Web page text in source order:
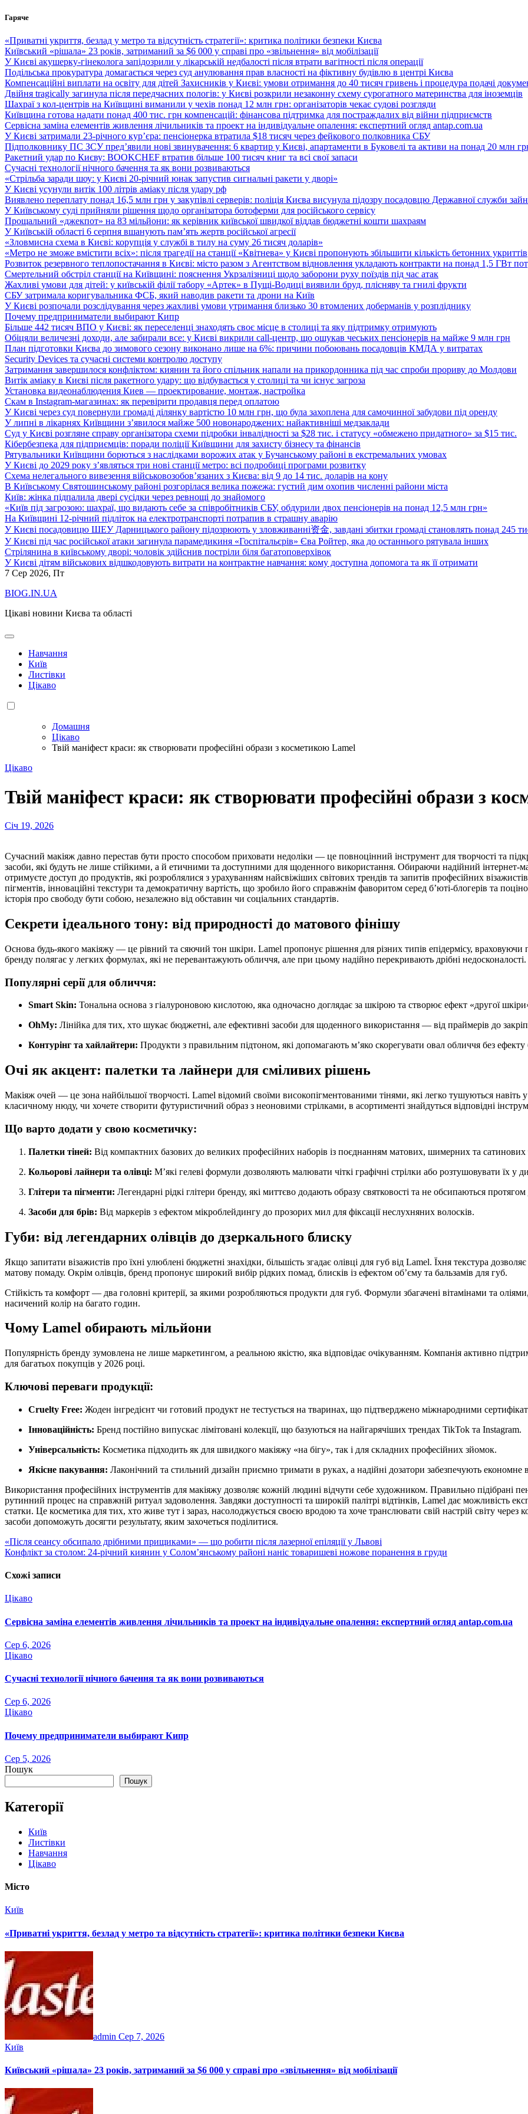
Перейти
вмісту
Гаряче
«Приватні укриття, безлад у метро та відсутність стратегії»: критика політики безпеки Києва
Київський «рішала» 23 років, затриманий за $6 000 у справі про «звільнення» від мобілізації
У Києві акушерку-гінеколога запідозрили у лікарській недбалості після втрати вагітності після операції
Подільська прокуратура домагається через суд анулювання прав власності на фіктивну будівлю в центрі Києва
Компенсаційні виплати на освіту для дітей Захисників у Києві: умови отримання до 40 тисяч гривень і процедура подачі
Двійня tragically загинула після передчасних пологів: у Києві розкрили незаконну схему сурогатного материнства для іноземців
Шахраї з кол-центрів на Київщині виманили у чехів понад 12 млн грн: організаторів чекає судові розгляди
Київщина готова надати понад 400 тис. грн компенсацій: фінансова підтримка для постраждалих від війни підприємств
Сервісна заміна елементів живлення лічильників та проект на індивідуальне опалення: експертний огляд antap.com.ua
У Києві затримали 23-річного кур’єра: пенсіонерка втратила $18 тисяч через фейкового полковника СБУ
Підполковнику ПС ЗСУ пред’явили нові звинувачення: 6 квартир у Києві, апартаменти в Буковелі та активи на понад 20 млн
Ракетний удар по Києву: BOOKCHEF втратив більше 100 тисяч книг та всі свої запаси
Сучасні технології нічного бачення та як вони розвиваються
«Стрільба заради шоу: у Києві 20-річний юнак запустив сигнальні ракети у дворі»
У Києві усунули витік 100 літрів аміаку після удару рф
Виявлено переплату понад 16,5 млн грн у закупівлі серверів: поліція Києва висунула підозру посадовцю Державної служби
У Київському суді прийняли рішення щодо організатора ботоферми для російського сервісу
Прощальний «джекпот» на 83 мільйони: як керівник київської швидкої віддав бюджетні кошти шахраям
У Київській області 6 серпня вшанують пам’ять жертв російської агресії
«Зловмисна схема в Києві: корупція у службі в тилу на суму 26 тисяч доларів»
«Метро не зможе вмістити всіх»: після трагедії на станції «Квітнева» у Києві пропонують збільшити кількість бетонних укриттів
Розвиток резервного теплопостачання в Києві: місто разом з Агентством відновлення укладають контракти на понад 1,5 ГВт
Смертельний обстріл станції на Київщині: пояснення Укрзалізниці щодо заборони руху поїздів під час атак
Жахливі умови для дітей: у київській філії табору «Артек» в Пущі-Водиці виявили бруд, плісняву та гнилі фрукти
СБУ затримала коригувальника ФСБ, який наводив ракети та дрони на Київ
У Києві розпочали розслідування через жахливі умови утримання близько 30 втомлених доберманів у розпліднику
Почему предприниматели выбирают Кипр
Більше 442 тисяч ВПО у Києві: як переселенці знаходять своє місце в столиці та яку підтримку отримують
Обіцяли величезні доходи, але забирали все: у Києві викрили call-центр, що ошукав чеських пенсіонерів на майже 9 млн грн
План підготовки Києва до зимового сезону виконано лише на 6%: причини побоювань посадовців КМДА у витратах
Security Devices та сучасні системи контролю доступу
Затримання завершилося конфліктом: киянин та його спільник напали на прикордонника під час спроби прориву до Молдови
Витік аміаку в Києві після ракетного удару: що відбувається у столиці та чи існує загроза
Установка видеонаблюдения Киев — проектирование, монтаж, настройка
Скам в Instagram-магазинах: як перевірити продавця перед оплатою
У Києві через суд повернули громаді ділянку вартістю 10 млн грн, що була захоплена для самочинної забудови під оренду
У липні в лікарнях Київщини з’явилося майже 500 новонароджених: найактивніші медзаклади
Суд у Києві розгляне справу організатора схеми підробки інвалідності за $28 тис. і статусу «обмежено придатного» за $15 тис.
Кібербезпека для підприємців: поради поліції Київщини для захисту бізнесу та фінансів
Рятувальники Київщини борються з наслідками ворожих атак у Бучанському районі в екстремальних умовах
У Києві до 2029 року з’являться три нові станції метро: всі подробиці програми розвитку
Схема нелегального вивезення військовозобов’язаних з Києва: від 9 до 14 тис. доларів на кону
В Київському Святошинському районі розгорілася велика пожежа: густий дим охопив численні райони міста
Київ: жінка підпалила двері сусідки через ревнощі до знайомого
«Київ під загрозою: шахраї, що видають себе за співробітників СБУ, обдурили двох пенсіонерів на понад 12,5 млн грн»
На Київщині 12-річний підліток на електротранспорті потрапив в страшну аварію
У Києві посадовицю ШЕУ Дарницького району підозрюють у зловживанні资金, завдані збитки громаді становлять понад 245
У Києві під час російської атаки загинула парамедикиня «Госпітальєрів» Єва Ройтер, яка до останнього рятувала інших
Стрілянина в київському дворі: чоловік здійснив постріли біля багатоповерхівок
У Києві дітям військових відшкодовують витрати на контрактне навчання: кому доступна допомога та як її отримати
7 Сер 2026, Пт
BIOG.IN.UA
Цікаві новини Києва та області
Навчання
Київ
Листівки
Цікаво
Домашня
Цікаво
Твій маніфест краси: як створювати професійні образи з косметикою Lamel
Цікаво
Твій маніфест краси: як створювати професійні образи з
Січ 19, 2026
Сучасний макіяж давно перестав бути просто способом приховати недоліки — це повноцінний інструмент для творчості та підкреслення внутрішнього стану. Сьогодні кожна дівчина шукає
засоби, які будуть не лише стійкими, а й етичними та доступними для щоденного використання. Обираючи надійний інтернет-
отримуєте доступ до продуктів, які розроблялися з урахуванням найсвіжіших світових трендів та запитів професійних
пігментів, інноваційні текстури та демократичну вартість, що зробило його справжнім фаворитом серед б’юті-блогерів та
історія про свободу бути собою, незалежно від обставин чи соціальних стандартів.
Секрети ідеального тону: від природності до матового фінішу
Основа будь-якого макіяжу — це рівний та сяючий тон шкіри. Lamel пропонує рішення для різних типів епідермісу, враховуючи
бренду полягає у легких формулах, які не перевантажують обличчя, але при цьому надійно перекривають дрібні недосконалості.
Популярні серії для обличчя:
Smart Skin: Тональна основа з гіалуроновою кислотою, яка одночасно доглядає за шкірою та створює ефект «другої
OhMy: Лінійка для тих, хто шукає бюджетні, але ефективні засоби для щоденного використання — від праймерів до
Контурінг та хайлайтери: Продукти з правильним підтоном, які допомагають м’яко скорегувати овал обличчя без
Очі як акцент: палетки та лайнери для сміливих рішень
Макіяж очей — це зона найбільшої творчості. Lamel відомий своїми високопігментованими тінями, які легко тушуються навіть
класичному нюду, чи хочете створити футуристичний образ з неоновими стрілками, в асортименті знайдуться відповідні
Що варто додати у свою косметичку:
Палетки тіней: Від компактних базових до великих професійних наборів із поєднанням матових, шимерних та сатинових
Кольорові лайнери та олівці: М’які гелеві формули дозволяють малювати чіткі графічні стрілки або розтушовувати їх у
Глітери та пігменти: Легендарні рідкі глітери бренду, які миттєво додають образу святковості та не обсипаються протягом
Засоби для брів: Від маркерів з ефектом мікроблейдингу до прозорих мил для фіксації неслухняних волосків.
Губи: від легендарних олівців до дзеркального блиску
Якщо запитати візажистів про їхні улюблені бюджетні знахідки, більшість згадає олівці для губ від Lamel. Їхня текстура
матову помаду. Окрім олівців, бренд пропонує широкий вибір рідких помад, блисків із ефектом об’єму та бальзамів для губ.
Стійкість та комфорт — два головні критерії, за якими розробляються продукти для губ. Формули збагачені вітамінами та
насичений колір на багато годин.
Чому Lamel обирають мільйони
Популярність бренду зумовлена не лише маркетингом, а реальною якістю, яка відповідає очікуванням. Компанія активно
для багатьох покупців у 2026 році.
Ключові переваги продукції:
Cruelty Free: Жоден інгредієнт чи готовий продукт не тестується на тваринах, що підтверджено міжнародними
Інноваційність: Бренд постійно випускає лімітовані колекції, що базуються на найгарячіших трендах TikTok та Instagram.
Універсальність: Косметика підходить як для швидкого макіяжу «на бігу», так і для складних професійних зйомок.
Якісне пакування: Лаконічний та стильний дизайн приємно тримати в руках, а надійні дозатори забезпечують економне
Використання професійних інструментів для макіяжу дозволяє кожній людині відчути себе художником. Правильно підібрані
рутинний процес на справжній ритуал задоволення. Завдяки доступності та широкій палітрі відтінків, Lamel дає можливість
статки. Це косметика для тих, хто живе тут і зараз, насолоджується своєю вродою та хоче транслювати свій настрій світу через
засоби допоможуть досягти результату, яким захочеться поділитися.
Навігація
записів
«Після сеансу обсипало дрібними прищиками» — що робити після лазерної епіляції у Львові
Конфлікт за столом: 24-річний киянин у Солом’янському районі наніс товаришеві ножове поранення в груди
Схожі записи
Цікаво
Сервісна заміна елементів живлення лічильників та проект на індивідуальне опалення: експертний огляд antap.com.ua
Сер 6, 2026
Цікаво
Сучасні технології нічного бачення та як вони розвиваються
Сер 6, 2026
Цікаво
Почему предприниматели выбирают Кипр
Сер 5, 2026
Пошук
Пошук
Категорії
Київ
Листівки
Навчання
Цікаво
Місто
Київ
«Приватні укриття, безлад у метро та відсутність стратегії»: критика політики безпеки Києва
admin Сер 7, 2026
Київ
Київський «рішала» 23 років, затриманий за $6 000 у справі про «звільнення» від мобілізації